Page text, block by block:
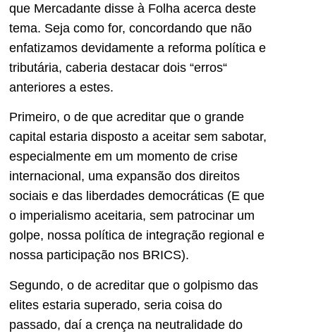
que Mercadante disse à Folha acerca deste
tema. Seja como for, concordando que não
enfatizamos devidamente a reforma política e
tributária, caberia destacar dois “erros“
anteriores a estes.
Primeiro, o de que acreditar que o grande
capital estaria disposto a aceitar sem sabotar,
especialmente em um momento de crise
internacional, uma expansão dos direitos
sociais e das liberdades democráticas (E que
o imperialismo aceitaria, sem patrocinar um
golpe, nossa política de integração regional e
nossa participação nos BRICS).
Segundo, o de acreditar que o golpismo das
elites estaria superado, seria coisa do
passado, daí a crença na neutralidade do